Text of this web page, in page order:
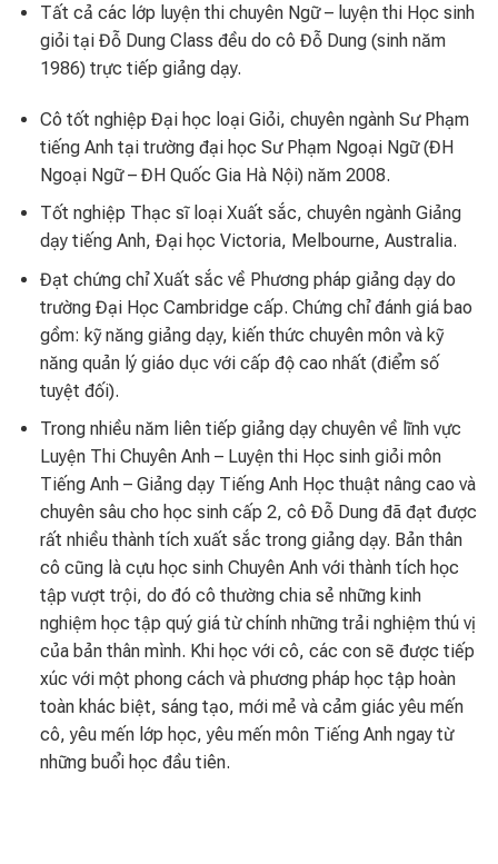
Tất cả các lớp luyện thi chuyên Ngữ – luyện thi Học sinh
giỏi tại Đỗ Dung Class đều do cô Đỗ Dung (sinh năm
1986) trực tiếp giảng dạy.
Cô tốt nghiệp Đại học loại Giỏi, chuyên ngành Sư Phạm
tiếng Anh tại trường đại học Sư Phạm Ngoại Ngữ (ĐH
Ngoại Ngữ – ĐH Quốc Gia Hà Nội) năm 2008.
Tốt nghiệp Thạc sĩ loại Xuất sắc, chuyên ngành Giảng
dạy tiếng Anh, Đại học Victoria, Melbourne, Australia.
Đạt chứng chỉ Xuất sắc về Phương pháp giảng dạy do
trường Đại Học Cambridge cấp. Chứng chỉ đánh giá bao
gồm: kỹ năng giảng dạy, kiến thức chuyên môn và kỹ
năng quản lý giáo dục với cấp độ cao nhất (điểm số
tuyệt đối).
Trong nhiều năm liên tiếp giảng dạy chuyên về lĩnh vực
Luyện Thi Chuyên Anh – Luyện thi Học sinh giỏi môn
Tiếng Anh – Giảng dạy Tiếng Anh Học thuật nâng cao và
chuyên sâu cho học sinh cấp 2, cô Đỗ Dung đã đạt được
rất nhiều thành tích xuất sắc trong giảng dạy. Bản thân
cô cũng là cựu học sinh Chuyên Anh với thành tích học
tập vượt trội, do đó cô thường chia sẻ những kinh
nghiệm học tập quý giá từ chính những trải nghiệm thú vị
của bản thân mình. Khi học với cô, các con sẽ được tiếp
xúc với một phong cách và phương pháp học tập hoàn
toàn khác biệt, sáng tạo, mới mẻ và cảm giác yêu mến
cô, yêu mến lớp học, yêu mến môn Tiếng Anh ngay từ
những buổi học đầu tiên.